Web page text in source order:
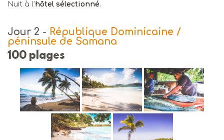
Nuit à l’hôtel sélectionné.
Jour 2 - République Dominicaine /
péninsule de Samana
100 plages